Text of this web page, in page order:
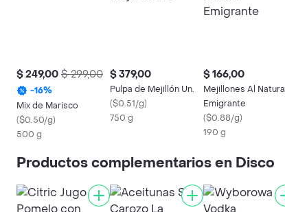
$ 249,00 $ 299,00
-16%
Mix de Marisco
($0.50/g)
500 g
$ 379,00
Pulpa de Mejillón Un.
($0.51/g)
750 g
$ 166,00
Mejillones Al Natural
Emigrante
($0.88/g)
190 g
Productos complementarios en Disco